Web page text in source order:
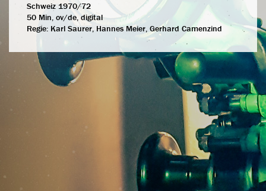
Schweiz 1970/72
50 Min, ov/de, digital
Regie: Karl Saurer, Hannes Meier, Gerhard Camenzind